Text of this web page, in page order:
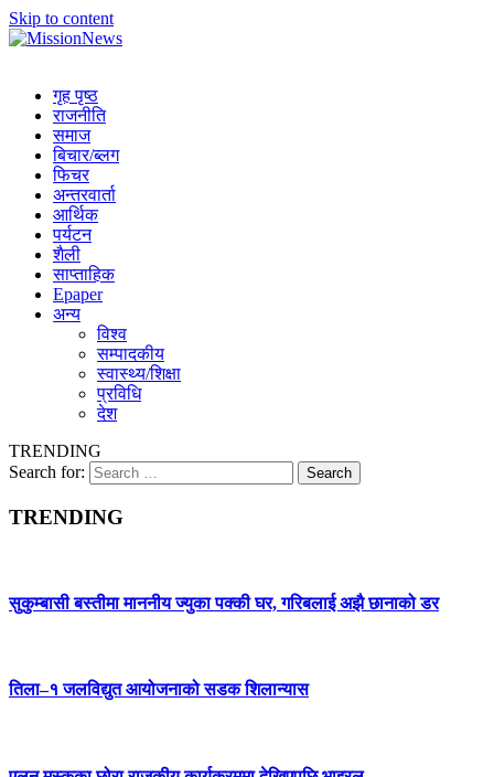
Skip to content
गृह पृष्ठ
राजनीति
समाज
बिचार/ब्लग
फिचर
अन्तरवार्ता
आर्थिक
पर्यटन
शैली
साप्ताहिक
Epaper
अन्य
विश्व
सम्पादकीय
स्वास्थ्य/शिक्षा
प्रविधि
देश
TRENDING
Search for:
TRENDING
सुकुम्बासी बस्तीमा माननीय ज्युका पक्की घर, गरिबलाई अझै छानाको डर
तिला–१ जलविद्युत आयोजनाको सडक शिलान्यास